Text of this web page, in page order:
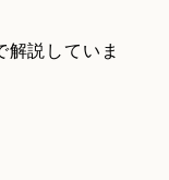
説していま